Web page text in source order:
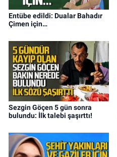
Entübe edildi: Dualar Bahadır
Çimen için…
Sezgin Göçen 5 gün sonra
bulundu: İlk talebi şaşırttı!